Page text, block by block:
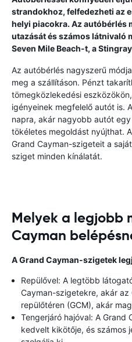
strandokhoz, felfedezheti az
helyi piacokra. Az autóbérlés
utazását és számos látnivaló
Seven Mile Beach-t, a
Az autóbérlés nagyszerű
meg a szállításon. Pénzt
tömegközlekedési
igényeinek megfelelő autót is.
napra, akár nagyobb autót
tökéletes megoldást nyújthat.
Grand Cayman-szigeteit a
sziget minden kínálatát.
Melyek a legjobb
Cayman
A Grand Cayman-szigetek
Repülővel: A legtöbb
Cayman-szigetekre, akár
repülőtéren (GCM), akár
Tengerjáró hajóval: A Grand
kedvelt kikötője, és számos